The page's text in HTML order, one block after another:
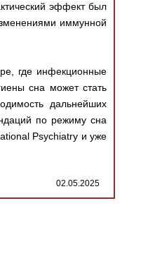
эффект был
иммунной
где инфекционные
сна может стать
дальнейших
по режиму сна
Psychiatry и уже
02.05.2025